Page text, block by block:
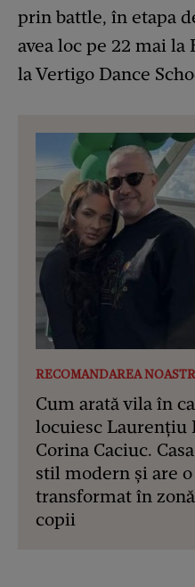
prin battle, în etapa
avea loc pe 22 mai la
la Vertigo Dance
RECOMANDAREA
Cum arată vila în
locuiesc Laurențiu
Corina Caciuc.
stil modern și are
transformat în
copii